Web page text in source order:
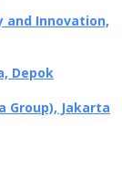
and Innovation,
Depok
Group), Jakarta